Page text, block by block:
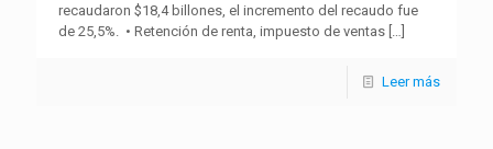
recaudaron $18,4 billones, el incremento del recaudo fue
de 25,5%. • Retención de renta, impuesto de ventas […]
Leer más